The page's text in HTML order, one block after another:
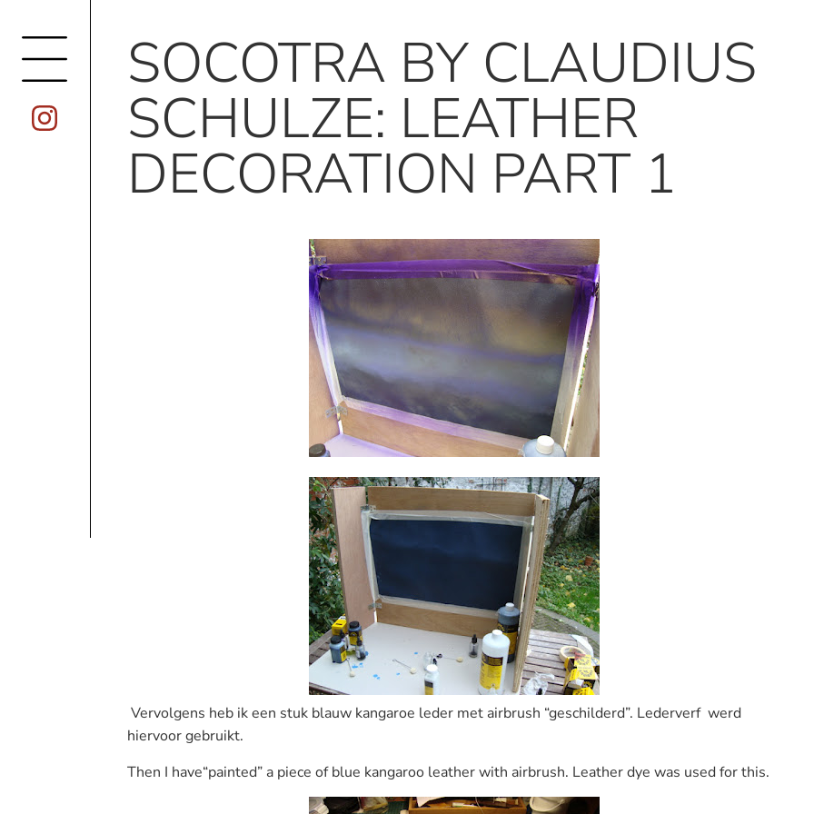
SOCOTRA BY CLAUDIUS
SCHULZE: LEATHER
DECORATION PART 1
Vervolgens heb ik een stuk blauw kangaroe leder met airbrush “geschilderd”. Lederverf werd
hiervoor gebruikt.
Then I have“painted” a piece of blue kangaroo leather with airbrush. Leatherdye was used for this.